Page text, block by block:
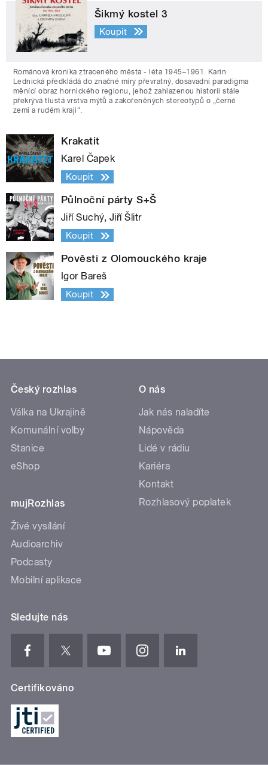
Šikmý kostel 3
Koupit
Románová kronika ztraceného města - léta 1945–1961. Karin
Lednická předkládá do značné míry převratný, dosavadní paradigma
měnící obraz hornického regionu, jehož zahlazenou historii stále
překrývá tlustá vrstva mýtů a zakořeněných stereotypů o „černé
zemi a rudém kraji“.
Krakatit
Karel Čapek
Koupit
Půlnoční párty S+Š
Jiří Suchý, Jiří Šlitr
Koupit
Pověsti z Olomouckého kraje
Igor Bareš
Koupit
Český rozhlas
Válka na Ukrajině
Komunální volby
Stanice
eShop
mujRozhlas
Živé vysílání
Audioarchiv
Podcasty
Mobilní aplikace
O nás
Jak nás naladíte
Nápověda
Lidé v rádiu
Kariéra
Kontakt
Rozhlasový poplatek
Sledujte nás
Certifikováno